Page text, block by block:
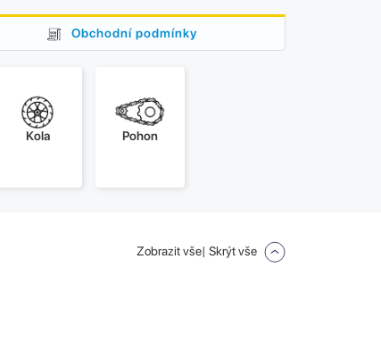
Obchodní podmínky
Kola Pohon
Zobrazit vše| Skrýt vše